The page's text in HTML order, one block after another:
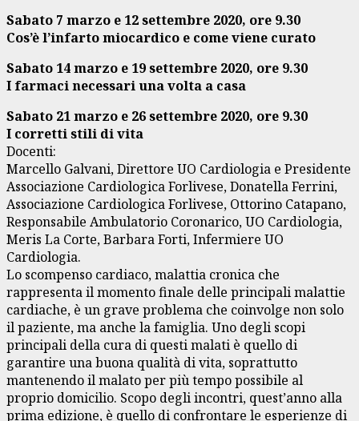
Sabato 7 marzo e 12 settembre 2020, ore 9.30
Cos’è l’infarto miocardico e come viene curato
Sabato 14 marzo e 19 settembre 2020, ore 9.30
I farmaci necessari una volta a casa
Sabato 21 marzo e 26 settembre 2020, ore 9.30
I corretti stili di vita
Docenti:
Marcello Galvani, Direttore UO Cardiologia e Presidente
Associazione Cardiologica Forlivese, Donatella Ferrini,
Associazione Cardiologica Forlivese, Ottorino Catapano,
Responsabile Ambulatorio Coronarico, UO Cardiologia,
Meris La Corte, Barbara Forti, Infermiere UO
Cardiologia.
Lo scompenso cardiaco, malattia cronica che
rappresenta il momento finale delle principali malattie
cardiache, è un grave problema che coinvolge non solo
il paziente, ma anche la famiglia. Uno degli scopi
principali della cura di questi malati è quello di
garantire una buona qualità di vita, soprattutto
mantenendo il malato per più tempo possibile al
proprio domicilio. Scopo degli incontri, quest’anno alla
prima edizione, è quello di confrontare le esperienze di